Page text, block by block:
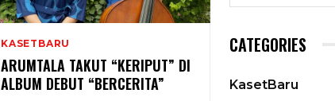
KASETBARU
ARUMTALA TAKUT “KERIPUT” DI
ALBUM DEBUT “BERCERITA”
CATEGORIES
KasetBaru